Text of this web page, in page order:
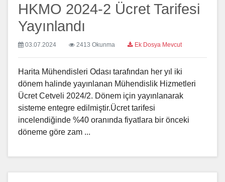
HKMO 2024-2 Ücret Tarifesi
Yayınlandı
03.07.2024 2413 Okunma Ek Dosya Mevcut
Harita Mühendisleri Odası tarafından her yıl iki
dönem halinde yayınlanan Mühendislik Hizmetleri
Ücret Cetveli 2024/2. Dönem için yayınlanarak
sisteme entegre edilmiştir.Ücret tarifesi
incelendiğinde %40 oranında fiyatlara bir önceki
döneme göre zam ...